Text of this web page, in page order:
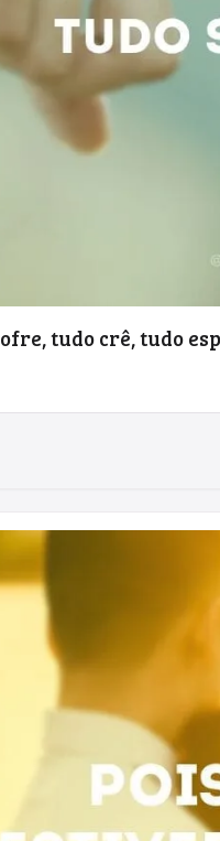
tudo crê, tudo